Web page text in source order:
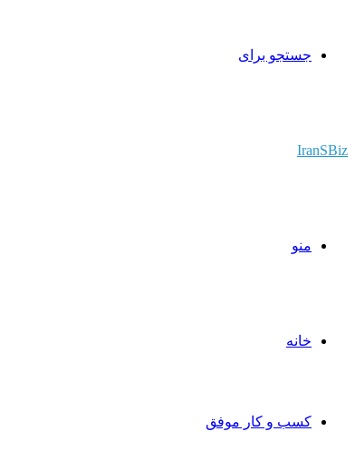
جستجو برای
IranSBiz
منو
خانه
کسب و کار موفق